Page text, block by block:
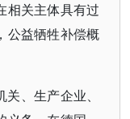
相关主体具有过
公益牺牲补偿概
、生产企业、